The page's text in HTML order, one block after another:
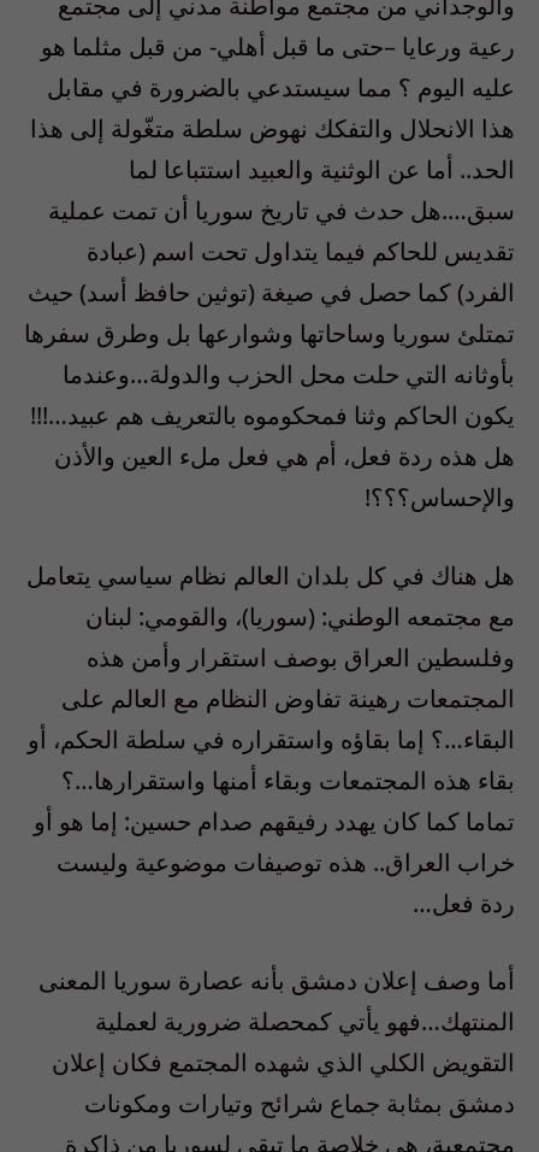
رعية ورعايا –حتى ما قبل أهلي- من قبل مثلما هو
عليه اليوم ؟ مما سيستدعي بالضرورة في مقابل
هذا الانحلال والتفكك نهوض سلطة متغّولة إلى هذا
الحد.. أما عن الوثنية والعبيد استتباعا لما
سبق….هل حدث في تاريخ سوريا أن تمت عملية
تقديس للحاكم فيما يتداول تحت اسم (عبادة
الفرد) كما حصل في صيغة (توثين حافظ أسد) حيث
تمتلئ سوريا وساحاتها وشوارعها بل وطرق سفرها
بأوثانه التي حلت محل الحزب والدولة…وعندما
يكون الحاكم وثنا فمحكوموه بالتعريف هم عبيد…!!!
هل هذه ردة فعل، أم هي فعل ملء العين والأذن
والإحساس؟؟؟!
هل هناك في كل بلدان العالم نظام سياسي يتعامل
مع مجتمعه الوطني: (سوريا)، والقومي: لبنان
وفلسطين العراق بوصف استقرار وأمن هذه
المجتمعات رهينة تفاوض النظام مع العالم على
البقاء…؟ إما بقاؤه واستقراره في سلطة الحكم، أو
بقاء هذه المجتمعات وبقاء أمنها واستقرارها…؟
تماما كما كان يهدد رفيقهم صدام حسين: إما هو أو
خراب العراق.. هذه توصيفات موضوعية وليست
ردة فعل…
أما وصف إعلان دمشق بأنه عصارة سوريا المعنى
المنتهك…فهو يأتي كمحصلة ضرورية لعملية
التقويض الكلي الذي شهده المجتمع فكان إعلان
دمشق بمثابة جماع شرائح وتيارات ومكونات
مجتمعية، هي خلاصة ما تبقى لسوريا من ذاكرة